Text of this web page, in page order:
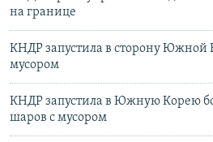
на границе
КНДР запустила в сторону Южной
мусором
КНДР запустила в Южную Корею
шаров с мусором